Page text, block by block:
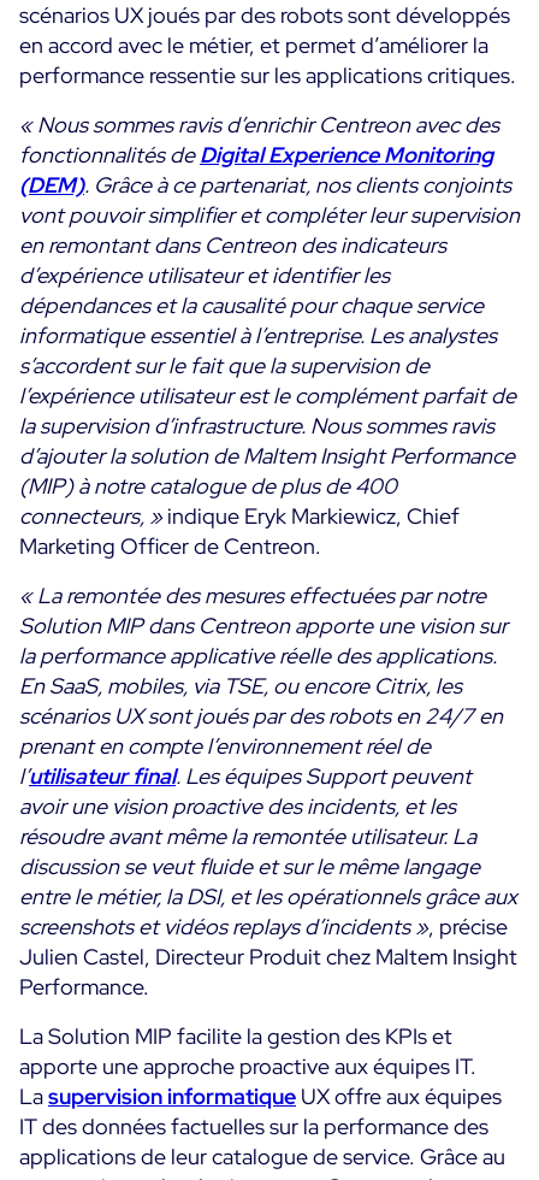
Documentation
The Watch
Toutes les ressources
Ebooks
Corporate
Infographies
Salle de presse
Blog
Bonnes Pratiques
Témoignages Clients
Evénements
A venir
Passés
Webinars
TARIFS
Centreon Infra Monitoring
Centreon Log Management
Centreon Experience Monitoring
Open Source Support Login
Essai gratuit
scénarios UX joués par des robots sont développés
en accord avec le métier, et permet d’améliorer la
performance ressentie sur les applications critiques.
« Nous sommes ravis d’enrichir Centreon avec des
fonctionnalités deDigital Experience Monitoring
(DEM). Grâce à ce partenariat, nos clients conjoints
vont pouvoir simplifier et compléter leur supervision
en remontant dans Centreon des indicateurs
d’expérience utilisateur et identifier les
dépendances et la causalité pour chaque service
informatique essentiel à l’entreprise. Les analystes
s’accordent sur le fait que la supervision de
l’expérience utilisateur est le complément parfait de
la supervision d’infrastructure. Nous sommes ravis
d’ajouter la solution de Maltem Insight Performance
(MIP) à notre catalogue de plus de 400
connecteurs, »indique Eryk Markiewicz, Chief
Marketing Officer de Centreon.
« La remontée des mesures effectuées par notre
Solution MIP dans Centreon apporte une vision sur
la performance applicative réelle des applications.
En SaaS, mobiles, via TSE, ou encore Citrix, les
scénarios UX sont joués par des robots en 24/7 en
prenant en compte l’environnement réel de
l’utilisateur final. Les équipes Support peuvent
avoir une vision proactive des incidents, et les
résoudre avant même la remontée utilisateur. La
discussion se veut fluide et sur le même langage
entre le métier, la DSI, et les opérationnels grâce aux
screenshots et vidéos replays d’incidents », précise
Julien Castel, Directeur Produit chez Maltem Insight
Performance.
La Solution MIP facilite la gestion des KPIs et
apporte une approche proactive aux équipes IT.
Lasupervision informatique UX offre aux équipes
IT des données factuelles sur la performance des
applications de leur catalogue de service. Grâce au